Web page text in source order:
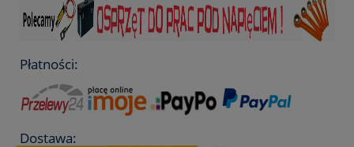
Płatności:
Dostawa: